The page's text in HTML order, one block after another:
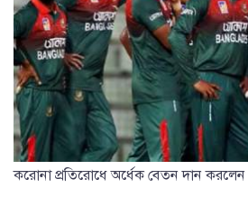
করোনা প্রতিরোধে অর্ধেক বেতন দান করলেন